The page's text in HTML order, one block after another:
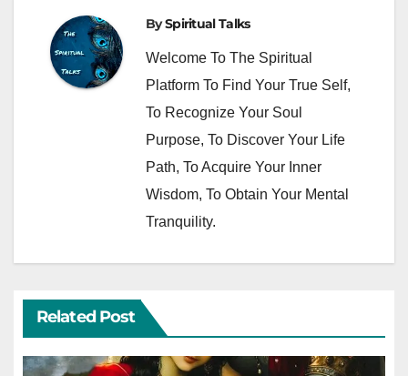
BySpiritual Talks
Welcome To The Spiritual
Platform To Find Your True Self,
To Recognize Your Soul
Purpose, To Discover Your Life
Path, To Acquire Your Inner
Wisdom, To Obtain Your Mental
Tranquility.
Related Post